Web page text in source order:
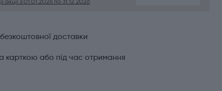
акції з 01.01.2026 по 31.12.2026
доставки
карткою або під час отримання